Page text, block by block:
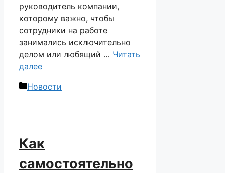
руководитель компании,
которому важно, чтобы
сотрудники на работе
занимались исключительно
делом или любящий … Читать
далее
Рубрики
Новости
Как
самостоятельно